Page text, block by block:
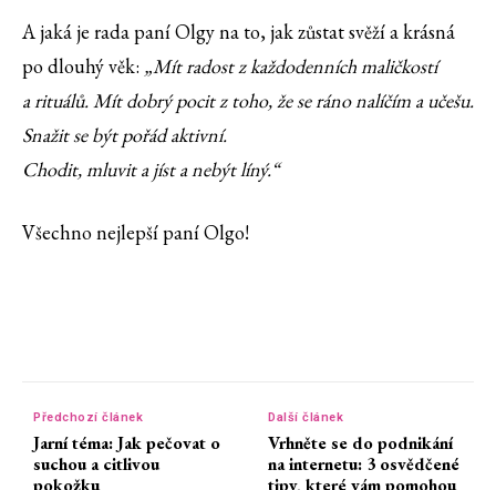
A jaká je rada paní Olgy na to, jak zůstat svěží a krásná
po dlouhý věk: „Mít radost z každodenních maličkostí
a rituálů. Mít dobrý pocit z toho, že se ráno nalíčím a učešu.
Snažit se být pořád aktivní.
Chodit, mluvit a jíst a nebýt líný.“
Všechno nejlepší paní Olgo!
Předchozí článek
Jarní téma: Jak pečovat o
suchou a citlivou
Další článek
Vrhněte se do podnikání
na internetu: 3 osvědčené